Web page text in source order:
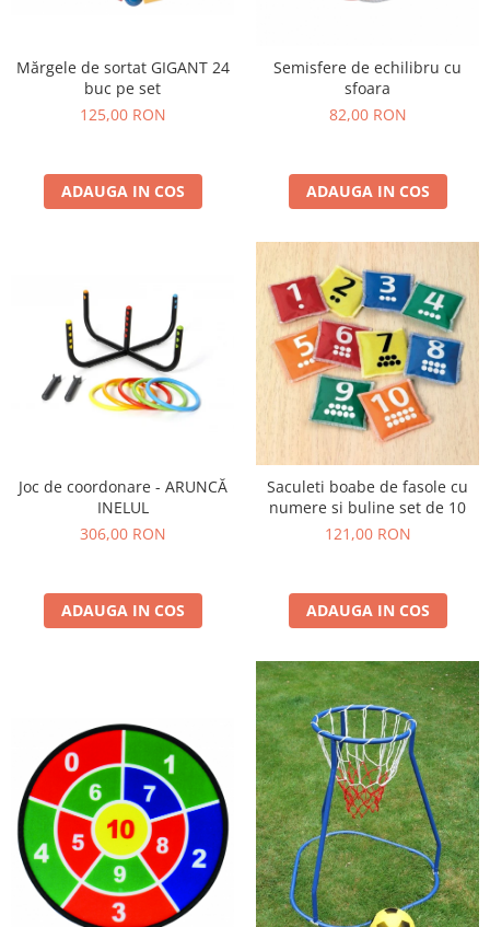
Mărgele de sortat GIGANT 24
buc pe set
125,00 RON
ADAUGA IN COS
Semisfere de echilibru cu
sfoara
82,00 RON
ADAUGA IN COS
Joc de coordonare - ARUNCĂ
INELUL
306,00 RON
ADAUGA IN COS
Saculeti boabe de fasole cu
numere si buline set de 10
121,00 RON
ADAUGA IN COS